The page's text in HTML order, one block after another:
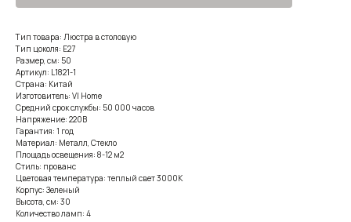
Тип товара: Люстра в столовую
Тип цоколя: E27
Размер, см: 50
Артикул: L1821-1
Страна: Китай
Изготовитель: VI Home
Средний срок службы: 50 000 часов
Напряжение: 220В
Гарантия: 1 год
Материал: Металл, Стекло
Площадь освещения: 8-12 м2
Стиль: прованс
Цветовая температура: теплый свет 3000К
Корпус: Зеленый
Высота, см: 30
Количество ламп: 4